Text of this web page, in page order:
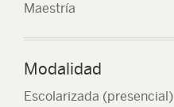
Maestría
Modalidad
Escolarizada (presencial)